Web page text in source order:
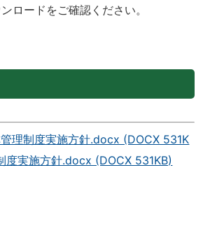
ロードをご確認ください。
理制度実施方針.docx (DOCX 531K
度実施方針.docx (DOCX 531KB)